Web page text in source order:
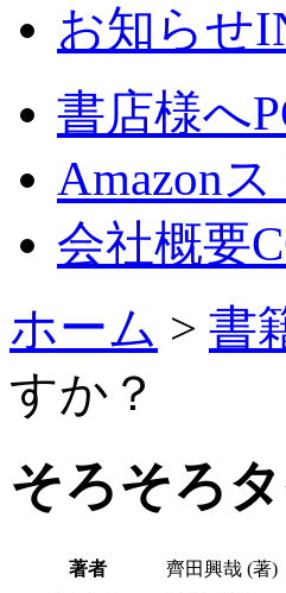
お知らせ
書店様へ
Amazon
会社概要
ホーム > 書
すか？
そろそろ
著者
齊田興哉 (著)